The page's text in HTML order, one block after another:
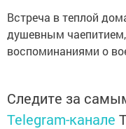
Встреча в теплой
душевным
воспоминаниями о
Следите за
Telegram-канале